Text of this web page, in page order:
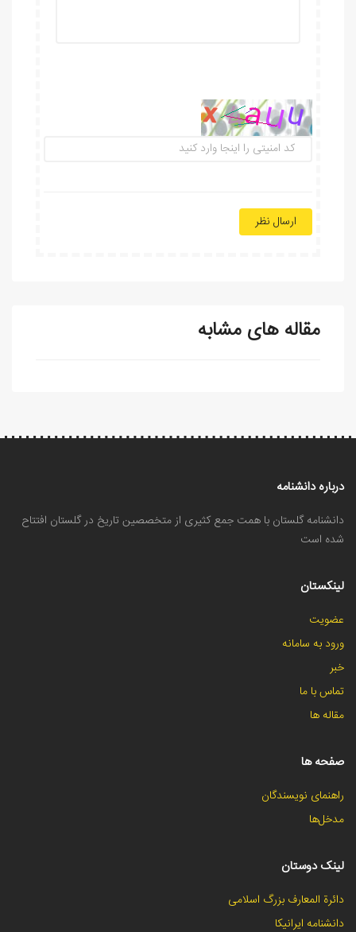
ارسال نظر
مقاله های مشابه
درباره دانشنامه
دانشنامه گلستان با همت جمع کثیری از متخصصین تاریخ در گلستان افتتاح
شده است
لینکستان
عضویت
ورود به سامانه
خبر
تماس با ما
مقاله ها
صفحه ها
راهنمای نویسندگان
مدخل‌ها
لینک دوستان
دائرة المعارف بزرگ اسلامی
دانشنامه ایرانیکا